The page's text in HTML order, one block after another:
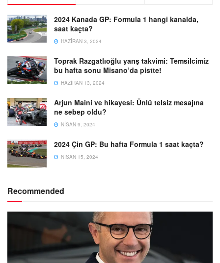
2024 Kanada GP: Formula 1 hangi kanalda,
saat kaçta?
HAZIRAN 3, 2024
Toprak Razgatlıoğlu yarış takvimi: Temsilcimiz
bu hafta sonu Misano’da pistte!
HAZIRAN 13, 2024
Arjun Maini ve hikayesi: Ünlü telsiz mesajına
ne sebep oldu?
NISAN 9, 2024
2024 Çin GP: Bu hafta Formula 1 saat kaçta?
NISAN 15, 2024
Recommended